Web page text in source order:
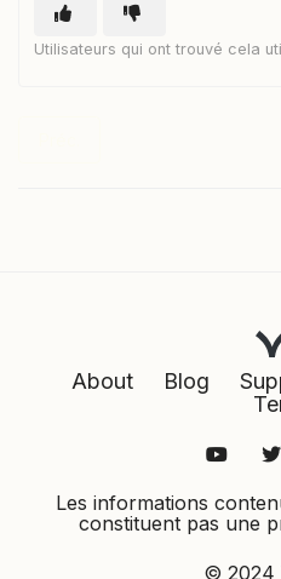
Utilisateurs qui ont trouvé cela
About Blog
Les informations
constituent pas une
© 2024